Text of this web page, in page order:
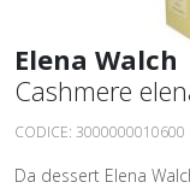
Elena Walch
Cashmere
CODICE: 3000000010600
Da dessert Elena